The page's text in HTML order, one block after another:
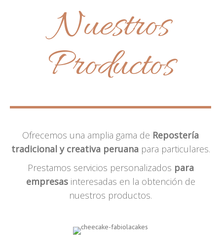
Nuestros
Productos
Ofrecemos una amplia gama de Repostería
tradicional y creativa peruanapara particulares.
Prestamos servicios personalizados para
empresasinteresadas en la obtención de
nuestros productos.